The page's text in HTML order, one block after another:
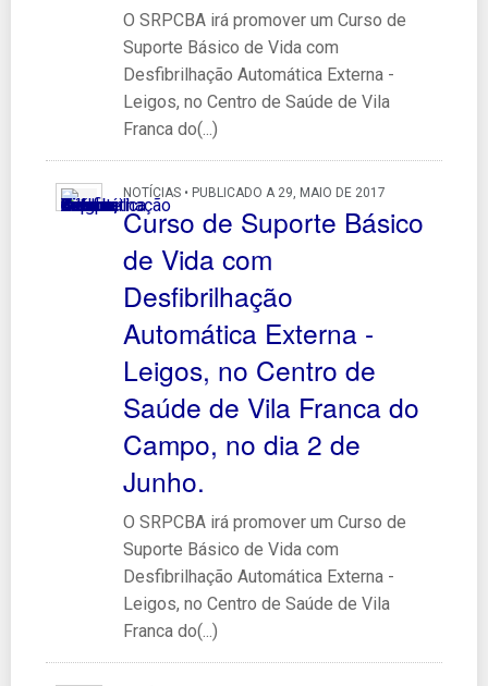
O SRPCBA irá promover um Curso de
Suporte Básico de Vida com
Desfibrilhação Automática Externa -
Leigos, no Centro de Saúde de Vila
Franca do(...)
NOTÍCIAS • PUBLICADO A 29, MAIO DE 2017
Curso de Suporte Básico
de Vida com
Desfibrilhação
Automática Externa -
Leigos, no Centro de
Saúde de Vila Franca do
Campo, no dia 2 de
Junho.
O SRPCBA irá promover um Curso de
Suporte Básico de Vida com
Desfibrilhação Automática Externa -
Leigos, no Centro de Saúde de Vila
Franca do(...)